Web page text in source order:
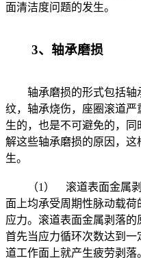
面清洁度问题的发生。
3、轴承磨损
轴承磨损的形式包括轴
纹，轴承烧伤，座圈滚道
生的，也是不可避免的，
解这些轴承磨损的原因，
生。
（1） 滚道表面金属剥
面上均承受周期性脉动载
应力。滚道表面金属剥落的
首先当应力循环次数达到
道工作面上就产生疲劳剥